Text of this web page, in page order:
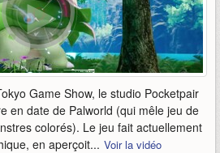
Game Show, le studio Pocketpair
en date de Palworld (qui mêle jeu de
colorés). Le jeu fait actuellement
en aperçoit... Voir la vidéo